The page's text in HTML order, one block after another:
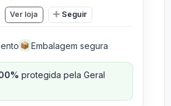
Ver loja Seguir
📦 Embalagem segura
protegida pela Geral